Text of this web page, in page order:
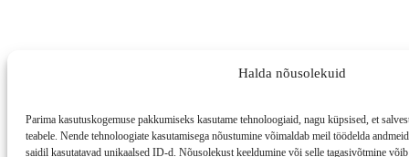
Halda nõusolekuid
Parima kasutuskogemuse pakkumiseks kasutame tehnoloogiaid, nagu küpsised, et
teabele. Nende tehnoloogiate kasutamisega nõustumine võimaldab meil töödelda
saidil kasutatavad unikaalsed ID-d. Nõusolekust keeldumine või selle tagasivõtmine